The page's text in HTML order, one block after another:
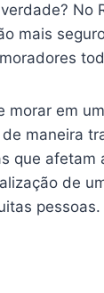
No
mais
morar em
maneira
que afetam
de
pessoas.